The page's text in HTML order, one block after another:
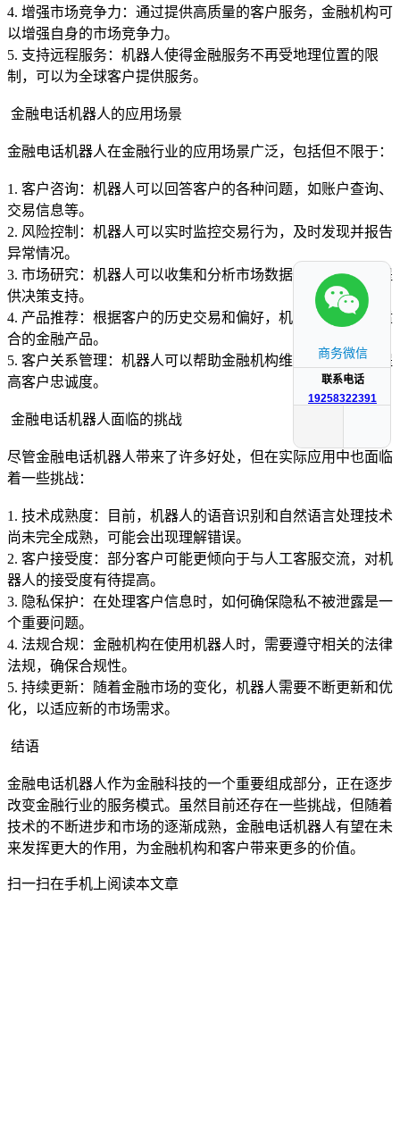
4. 增强市场竞争力：通过提供高质量的客户服务，金融机构可
以增强自身的市场竞争力。
5. 支持远程服务：机器人使得金融服务不再受地理位置的限
制，可以为全球客户提供服务。
金融电话机器人的应用场景
金融电话机器人在金融行业的应用场景广泛，包括但不限于：
1. 客户咨询：机器人可以回答客户的各种问题，如账户查询、
交易信息等。
2. 风险控制：机器人可以实时监控交易行为，及时发现并报告
异常情况。
3. 市场研究：机器人可以收集和分析市场数据，为金融机构提
供决策支持。
4. 产品推荐：根据客户的历史交易和偏好，机器人可以推荐适
合的金融产品。
5. 客户关系管理：机器人可以帮助金融机构维护客户关系，提
高客户忠诚度。
金融电话机器人面临的挑战
尽管金融电话机器人带来了许多好处，但在实际应用中也面临
着一些挑战：
1. 技术成熟度：目前，机器人的语音识别和自然语言处理技术
尚未完全成熟，可能会出现理解错误。
2. 客户接受度：部分客户可能更倾向于与人工客服交流，对机
器人的接受度有待提高。
3. 隐私保护：在处理客户信息时，如何确保隐私不被泄露是一
个重要问题。
4. 法规合规：金融机构在使用机器人时，需要遵守相关的法律
法规，确保合规性。
5. 持续更新：随着金融市场的变化，机器人需要不断更新和优
化，以适应新的市场需求。
结语
金融电话机器人作为金融科技的一个重要组成部分，正在逐步
改变金融行业的服务模式。虽然目前还存在一些挑战，但随着
技术的不断进步和市场的逐渐成熟，金融电话机器人有望在未
来发挥更大的作用，为金融机构和客户带来更多的价值。
扫一扫在手机上阅读本文章
商务微信
联系电话
19258322391